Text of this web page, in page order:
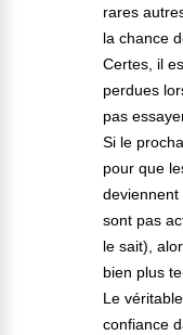
rares
la chance
Certes, il
perdues
pas
Si le
pour que
deviennent
sont pas
le sait),
bien plus
Le
confiance